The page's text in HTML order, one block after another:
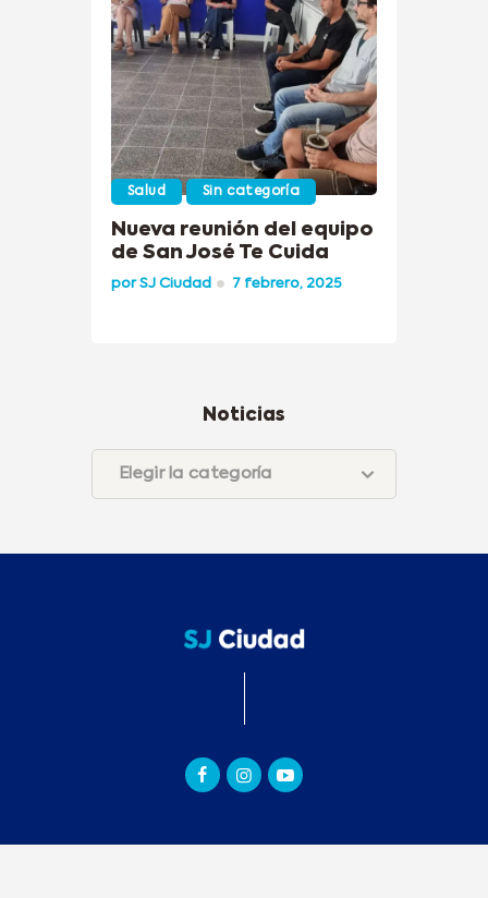
Salud Sin categoría
Nueva reunión del equipo
de San José Te Cuida
porSJ Ciudad 7 febrero, 2025
Noticias